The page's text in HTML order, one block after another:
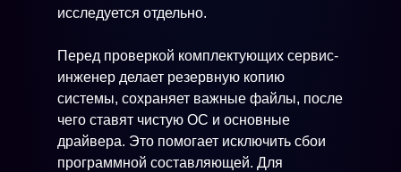
исследуется отдельно.
Перед проверкой комплектующих сервис-
инженер делает резервную копию
системы, сохраняет важные файлы, после
чего ставят чистую ОС и основные
драйвера. Это помогает исключить сбои
программной составляющей. Для